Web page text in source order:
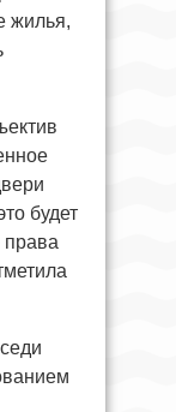
жилья,
будет
права